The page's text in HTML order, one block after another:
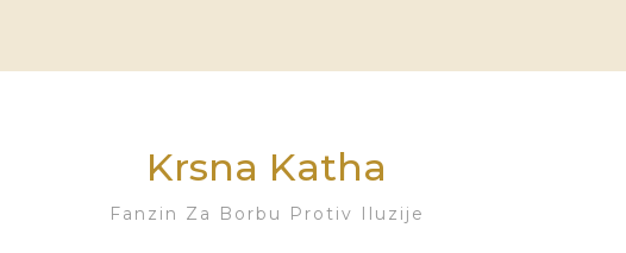
Krsna Katha
Fanzin Za Borbu Protiv Iluzije